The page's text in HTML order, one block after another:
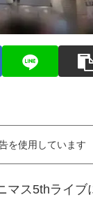
を使用しています
ス5thライブ